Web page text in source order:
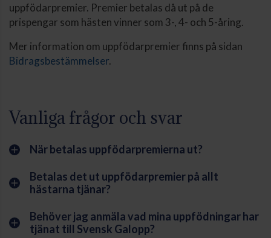
uppfödarpremier. Premier betalas då ut på de
prispengar som hästen vinner som 3-, 4- och 5-åring.
Mer information om uppfödarpremier finns på sidan
Bidragsbestämmelser.
Vanliga frågor och svar
add När betalas uppfödarpremierna ut?
add
Betalas det ut uppfödarpremier på allt
hästarna tjänar?
add
Behöver jag anmäla vad mina uppfödningar har
tjänat till Svensk Galopp?